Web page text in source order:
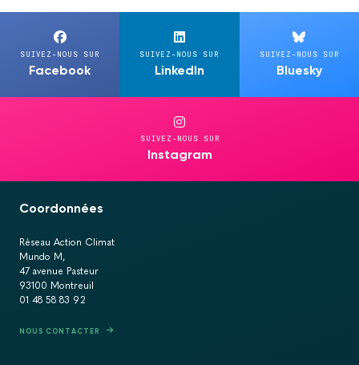
SUIVEZ-NOUS SUR
Facebook
SUIVEZ-NOUS SUR
LinkedIn
SUIVEZ-NOUS SUR
Bluesky
SUIVEZ-NOUS SUR
Instagram
Coordonnées
Réseau Action Climat
Mundo M,
47 avenue Pasteur
93100 Montreuil
01 48 58 83 92
NOUS CONTACTER